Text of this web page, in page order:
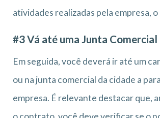
atividades realizadas pela empresa,
#3 Vá até uma Junta Comercial
Em seguida, você deverá ir até um
ou na junta comercial da cidade a
empresa. É relevante destacar que,